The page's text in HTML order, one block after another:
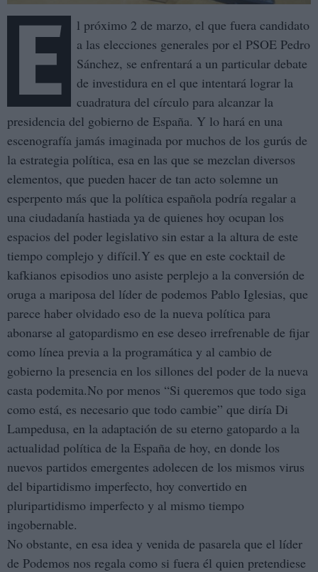
E
l próximo 2 de marzo, el que fuera candidato
a las elecciones generales por el PSOE Pedro
Sánchez, se enfrentará a un particular debate
de investidura en el que intentará lograr la
cuadratura del círculo para alcanzar la
presidencia del gobierno de España. Y lo hará en una
escenografía jamás imaginada por muchos de los gurús de
la estrategia política, esa en las que se mezclan diversos
elementos, que pueden hacer de tan acto solemne un
esperpento más que la política española podría regalar a
una ciudadanía hastiada ya de quienes hoy ocupan los
espacios del poder legislativo sin estar a la altura de este
tiempo complejo y difícil.Y es que en este cocktail de
kafkianos episodios uno asiste perplejo a la conversión de
oruga a mariposa del líder de podemos Pablo Iglesias, que
parece haber olvidado eso de la nueva política para
abonarse al gatopardismo en ese deseo irrefrenable de fijar
como línea previa a la programática y al cambio de
gobierno la presencia en los sillones del poder de la nueva
casta podemita.No por menos “Si queremos que todo siga
como está, es necesario que todo cambie” que diría Di
Lampedusa, en la adaptación de su eterno gatopardo a la
actualidad política de la España de hoy, en donde los
nuevos partidos emergentes adolecen de los mismos virus
del bipartidismo imperfecto, hoy convertido en
pluripartidismo imperfecto y al mismo tiempo
ingobernable.
No obstante, en esa idea y venida de pasarela que el líder
de Podemos nos regala como si fuera él quien pretendiese